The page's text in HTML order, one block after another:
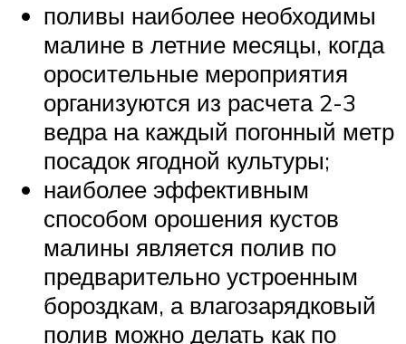
поливы наиболее необходимы
малине в летние месяцы, когда
оросительные мероприятия
организуются из расчета 2-3
ведра на каждый погонный метр
посадок ягодной культуры;
наиболее эффективным
способом орошения кустов
малины является полив по
предварительно устроенным
бороздкам, а влагозарядковый
полив можно делать как по